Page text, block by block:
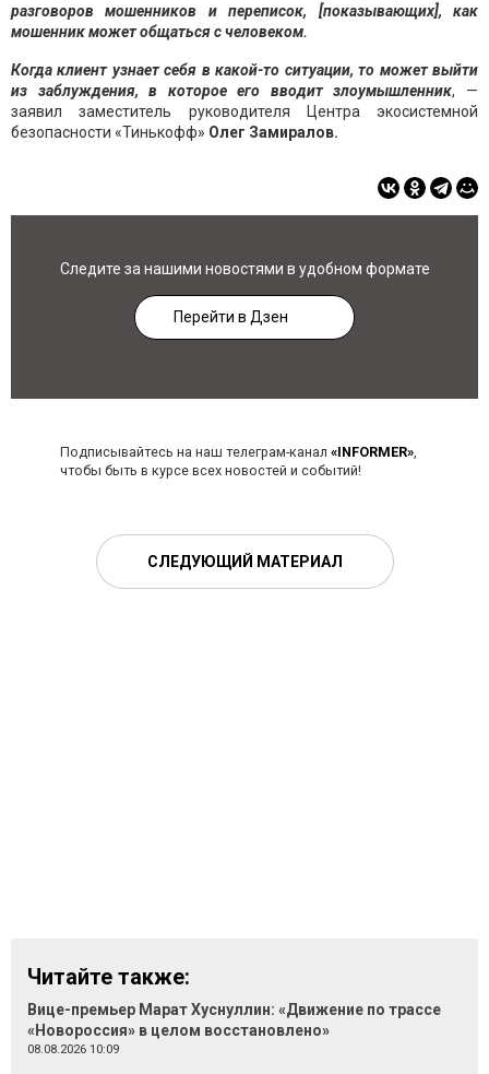
разговоров мошенников и переписок, [показывающих], как
мошенник может общаться с человеком.
Когда клиент узнает себя в какой-то ситуации, то может выйти
из заблуждения, в которое его вводит злоумышленник, —
заявил заместитель руководителя Центра экосистемной
безопасности «Тинькофф» Олег Замиралов.
Следите за нашими новостями в удобном формате
Перейти в Дзен
Подписывайтесь на наш телеграм-канал «INFORMER»,
чтобы быть в курсе всех новостей и событий!
СЛЕДУЮЩИЙ МАТЕРИАЛ
Читайте также:
Вице-премьер Марат Хуснуллин: «Движение по трассе
«Новороссия» в целом восстановлено»
08.08.2026 10:09